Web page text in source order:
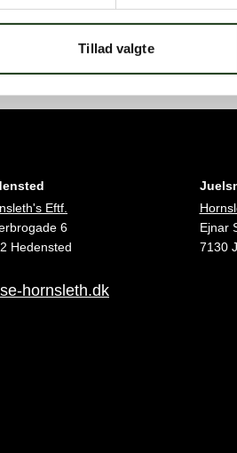
Tillad valgte
til at kontakte os, hvis du
Find nærmeste
Eftf.
6
Hedensted
Ejnar
7130
hornsleth.dk